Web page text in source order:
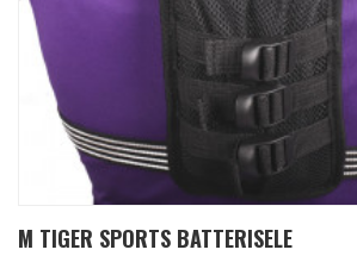
M TIGER SPORTS BATTERISELE